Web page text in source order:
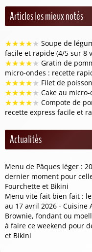
Articles les mieux notés
★★★★★ Soupe de
facile et rapide (4/5 sur 8
★★★★★ Gratin de
micro-ondes : recette
★★★★★ Filet de
★★★★★ Cake au
★★★★★ Compote de
recette express facile et
Actualités
Menu de Pâques léger :
dernier moment pour
Fourchette et Bikini
Menu vite fait bien fait :
au 17 avril 2026 - Cuisine
Brownie, fondant ou
à faire ce weekend pour
et Bikini